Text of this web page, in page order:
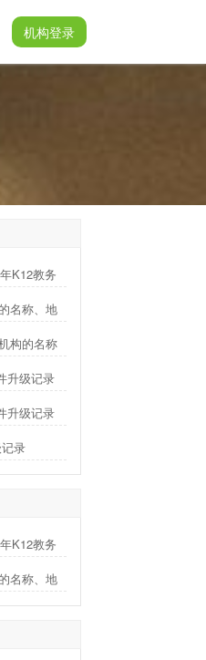
机构登录
K12教务
名称、地
构的名称
升级记录
升级记录
录
K12教务
名称、地